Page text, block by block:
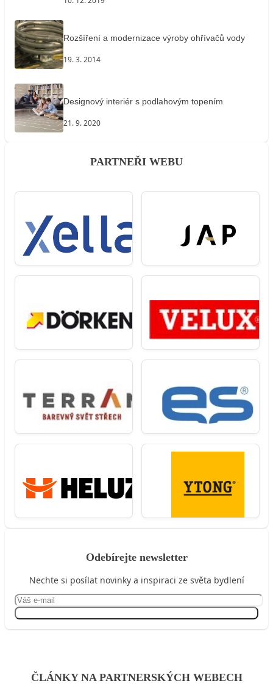
Rozšíření a modernizace výroby ohřívačů vody
19. 3. 2014
Designový interiér s podlahovým topením
21. 9. 2020
PARTNEŘI WEBU
Odebírejte newsletter
Nechte si posílat novinky a inspiraci ze světa bydlení
ČLÁNKY NA PARTNERSKÝCH WEBECH